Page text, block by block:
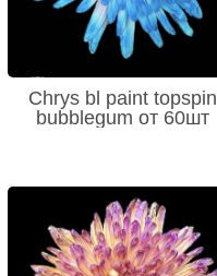
Chrys bl paint topspin
bubblegum от 60шт